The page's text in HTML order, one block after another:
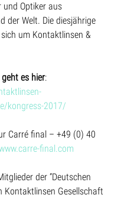
und Optiker aus
der Welt. Die diesjährige
um Kontaktlinsen &
es hier:
kongress-2017/
Carré final – +49 (0) 40
final.com
der “Deutschen
Kontaktlinsen Gesellschaft